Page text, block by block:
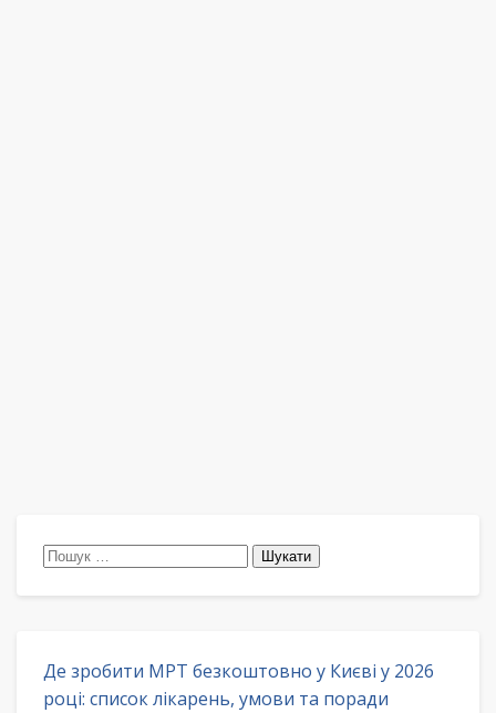
Пошук:
Де зробити МРТ безкоштовно у Києві у 2026
році: список лікарень, умови та поради